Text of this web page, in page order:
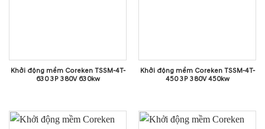
Khởi động mềm Coreken TSSM-4T-
630 3P 380V 630kw
Khởi động mềm Coreken TSSM-4T-
450 3P 380V 450kw